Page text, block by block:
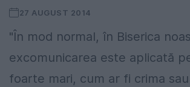
27 AUGUST 2014
"În mod normal, în Biserica
excomunicarea este aplicată
foarte mari, cum ar fi crima